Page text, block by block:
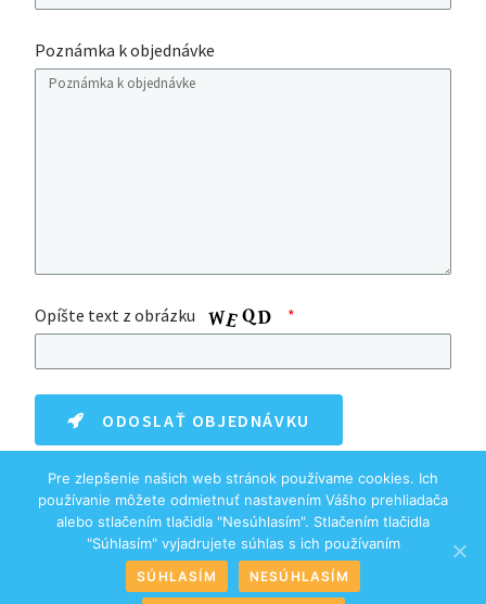
Poznámka k objednávke
Opíšte text z obrázku
ODOSLAŤ OBJEDNÁVKU
Alpi
Pre zlepšenie našich web stránok používame cookies. Ich
používanie môžete odmietnuť nastavením Vášho prehliadača
alebo stlačením tlačidla "Nesúhlasím". Stlačením tlačidla
"Súhlasím" vyjadrujete súhlas s ich používaním
SÚHLASÍM NESÚHLASÍM